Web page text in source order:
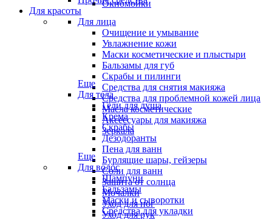
Окномойки
Для красоты
Для лица
Очищение и умывание
Увлажнение кожи
Маски косметические и плыстыри
Бальзамы для губ
Скрабы и пилинги
Средства для снятия макияжа
Средства для проблемной кожей лица
Масла косметические
Аксессуары для макияжа
Зеркала
Еще
Для тела
Гели для душа
Крема
Скрабы
Дезодоранты
Пена для ванн
Бурлящие шары, гейзеры
Соли для ванн
Защита от солнца
Мочалки
Уход для ног
Уход для рук
Еще
Для волос
Шампуни
Бальзамы
Маски и сыворотки
Средства для укладки